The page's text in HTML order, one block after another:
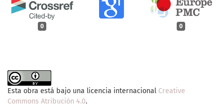
0 0
Esta obra está bajo una licencia internacional Creative
Commons Atribución 4.0.